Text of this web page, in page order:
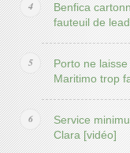
Benfica
fauteuil de
Porto ne
Maritimo trop
Service
Clara [vidéo]